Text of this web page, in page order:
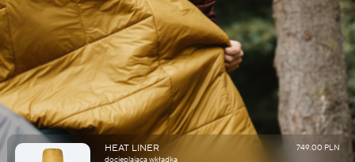
HEAT LINER
docieplająca wkładka
749.00 PLN